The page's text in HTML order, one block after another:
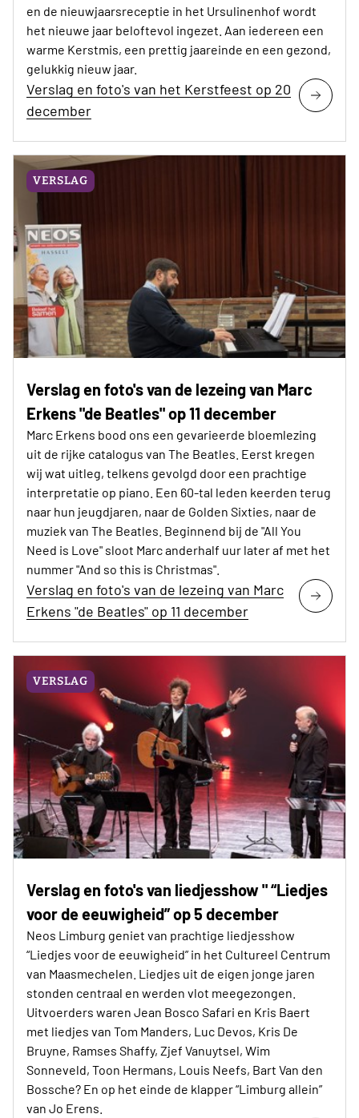
en de nieuwjaarsreceptie in het Ursulinenhof wordt
het nieuwe jaar beloftevol ingezet. Aan iedereen een
warme Kerstmis, een prettig jaareinde en een gezond,
gelukkig nieuw jaar.
Verslag en foto's van het Kerstfeest op 20
december
VERSLAG
Verslag en foto's van de lezeing van Marc
Erkens "de Beatles" op 11 december
Marc Erkens bood ons een gevarieerde bloemlezing
uit de rijke catalogus van The Beatles. Eerst kregen
wij wat uitleg, telkens gevolgd door een prachtige
interpretatie op piano. Een 60-tal leden keerden terug
naar hun jeugdjaren, naar de Golden Sixties, naar de
muziek van The Beatles. Beginnend bij de "All You
Need is Love" sloot Marc anderhalf uur later af met het
nummer "And so this is Christmas".
Verslag en foto's van de lezeing van Marc
Erkens "de Beatles" op 11 december
VERSLAG
Verslag en foto's van liedjesshow " “Liedjes
voor de eeuwigheid” op 5 december
Neos Limburg geniet van prachtige liedjesshow
“Liedjes voor de eeuwigheid” in het Cultureel Centrum
van Maasmechelen. Liedjes uit de eigen jonge jaren
stonden centraal en werden vlot meegezongen.
Uitvoerders waren Jean Bosco Safari en Kris Baert
met liedjes van Tom Manders, Luc Devos, Kris De
Bruyne, Ramses Shaffy, Zjef Vanuytsel, Wim
Sonneveld, Toon Hermans, Louis Neefs, Bart Van den
Bossche? En op het einde de klapper “Limburg allein”
van Jo Erens.